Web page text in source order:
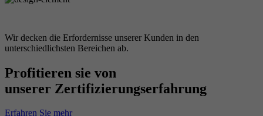
Wir decken die Erfordernisse unserer Kunden in den
unterschiedlichsten Bereichen ab.
Profitieren sie von
unserer Zertifizierungserfahrung
Erfahren Sie mehr